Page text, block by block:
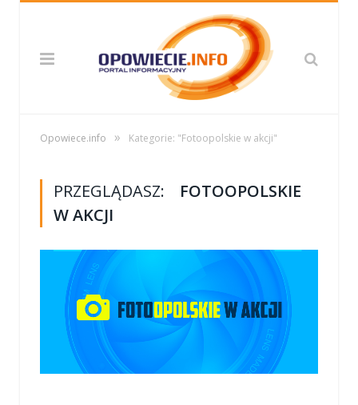
Opowiece.info » Kategorie: "Fotoopolskie w akcji"
PRZEGLĄDASZ:
FOTOOPOLSKIE
W AKCJI